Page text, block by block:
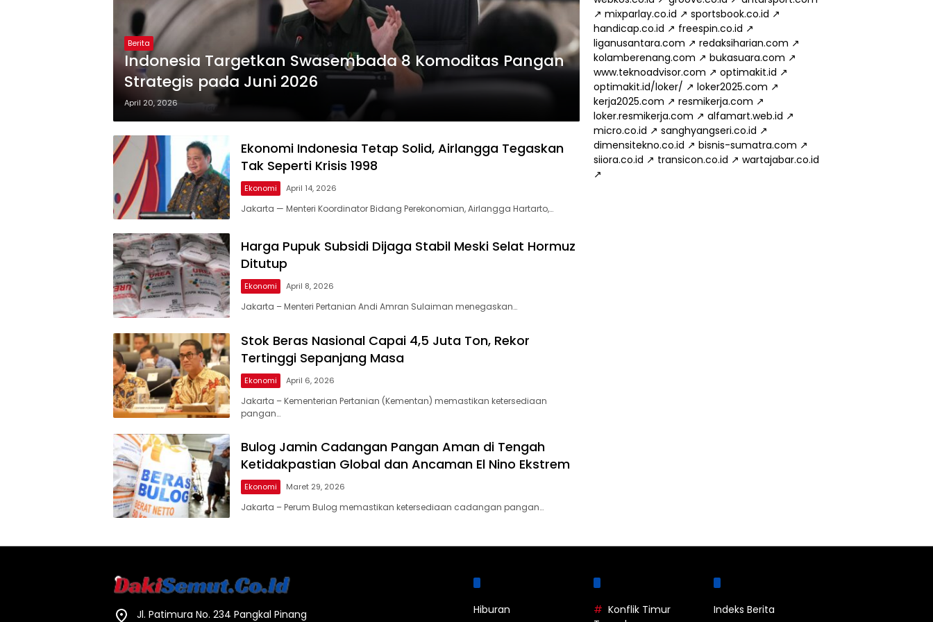
Berita
Indonesia Targetkan Swasembada 8 Komoditas Pangan
Strategis pada Juni 2026
April 20, 2026
Ekonomi Indonesia Tetap Solid, Airlangga Tegaskan
Tak Seperti Krisis 1998
Ekonomi April 14, 2026
Jakarta — Menteri Koordinator Bidang Perekonomian, Airlangga Hartarto,…
Harga Pupuk Subsidi Dijaga Stabil Meski Selat Hormuz
Ditutup
Ekonomi April 8, 2026
Jakarta – Menteri Pertanian Andi Amran Sulaiman menegaskan…
Stok Beras Nasional Capai 4,5 Juta Ton, Rekor
Tertinggi Sepanjang Masa
Ekonomi April 6, 2026
Jakarta – Kementerian Pertanian (Kementan) memastikan ketersediaan
pangan…
Bulog Jamin Cadangan Pangan Aman di Tengah
Ketidakpastian Global dan Ancaman El Nino Ekstrem
Ekonomi Maret 29, 2026
Jakarta – Perum Bulog memastikan ketersediaan cadangan pangan…
↗ mixparlay.co.id ↗ sportsbook.co.id ↗
handicap.co.id ↗ freespin.co.id ↗
liganusantara.com ↗ redaksiharian.com ↗
kolamberenang.com ↗ bukasuara.com ↗
www.teknoadvisor.com ↗ optimakit.id ↗
optimakit.id/loker/ ↗ loker2025.com ↗
kerja2025.com ↗ resmikerja.com ↗
loker.resmikerja.com ↗ alfamart.web.id ↗
micro.co.id ↗ sanghyangseri.co.id ↗
dimensitekno.co.id ↗ bisnis-sumatra.com ↗
siiora.co.id ↗ transicon.co.id ↗ wartajabar.co.id
↗
Jl. Patimura No. 234 Pangkal Pinang Hiburan
Konflik Timur
Indeks Berita